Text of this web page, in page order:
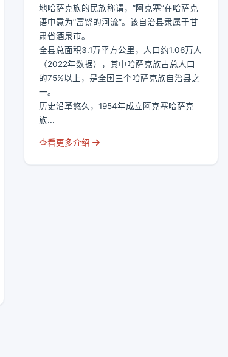
地哈萨克族的民族称谓，“阿克塞”在哈萨克
语中意为“富饶的河流”。该自治县隶属于甘
肃省酒泉市。
全县总面积3.1万平方公里，人口约1.06万人
（2022年数据），其中哈萨克族占总人口
的75%以上，是全国三个哈萨克族自治县之
一。
历史沿革悠久，1954年成立阿克塞哈萨克
族...
查看更多介绍